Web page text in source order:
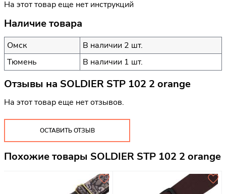
На этот товар еще нет инструкций
Наличие товара
Омск
В наличии 2 шт.
Тюмень
В наличии 1 шт.
Отзывы на SOLDIER STP 102 2 orange
На этот товар еще нет отзывов.
ОСТАВИТЬ ОТЗЫВ
Похожие товары SOLDIER STP 102 2 orange